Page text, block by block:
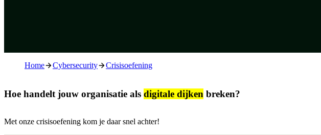
Home Cybersecurity Crisisoefening
Hoe handelt jouw organisatie als digitale dijken breken?
Met onze crisisoefening kom je daar snel achter!